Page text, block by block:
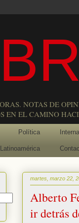
NOTAS DE
EN EL CAMINO
Política
Latinoamérica
martes, marzo 22,
Alberto
ir detrás